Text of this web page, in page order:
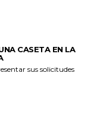
CASETA EN LA
sus solicitudes